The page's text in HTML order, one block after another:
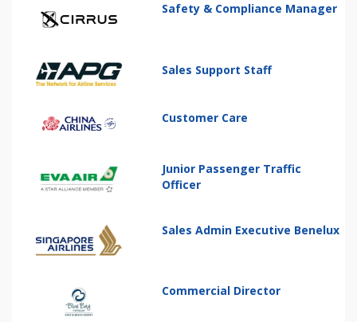
Safety & Compliance Manager
Sales Support Staff
Customer Care
Junior Passenger Traffic
Officer
Sales Admin Executive Benelux
Commercial Director